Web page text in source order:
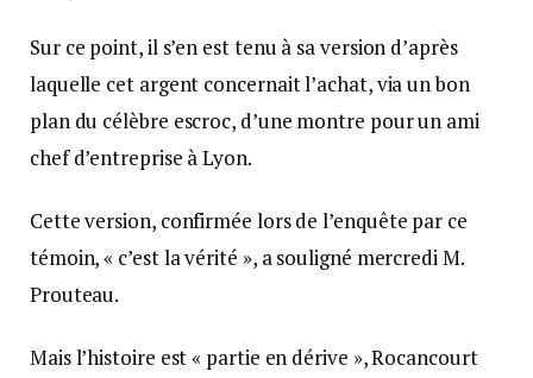
Sur ce point, il s’en est tenu à sa version d’après
laquelle cet argent concernait l’achat, via un bon
plan du célèbre escroc, d’une montre pour un ami
chef d’entreprise à Lyon.
Cette version, confirmée lors de l’enquête par ce
témoin, « c’est la vérité », a souligné mercredi M.
Prouteau.
Mais l’histoire est « partie en dérive », Rocancourt